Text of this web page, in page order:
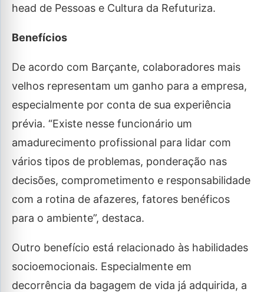
head de Pessoas e Cultura da Refuturiza.
Benefícios
De acordo com Barçante, colaboradores mais
velhos representam um ganho para a empresa,
especialmente por conta de sua experiência
prévia. “Existe nesse funcionário um
amadurecimento profissional para lidar com
vários tipos de problemas, ponderação nas
decisões, comprometimento e responsabilidade
com a rotina de afazeres, fatores benéficos
para o ambiente”, destaca.
Outro benefício está relacionado às habilidades
socioemocionais. Especialmente em
decorrência da bagagem de vida já adquirida, a